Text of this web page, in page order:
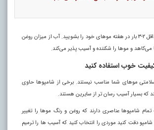
، حداقل ۲-۳ بار در هفته مو‌های خود را بشویید. آب از میزان روغن
و مو‌ها را شکننده و آسیب پذیر می‌کند.
خوب استفاده کنید
مو‌های شما مناسب نیستند. برخی از شامپو‌ها حاوی
که بسیار آسیب رسان‌ تر از سایرین هستند.
شامپو‌ها عناصری دارند که روغن و رنگ مو‌ها را تغییر
دقت کنید موردی را انتخاب کنید که آسیب‌ ها را ترمیم